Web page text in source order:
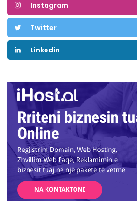
Instagram
Twitter
Linkedin